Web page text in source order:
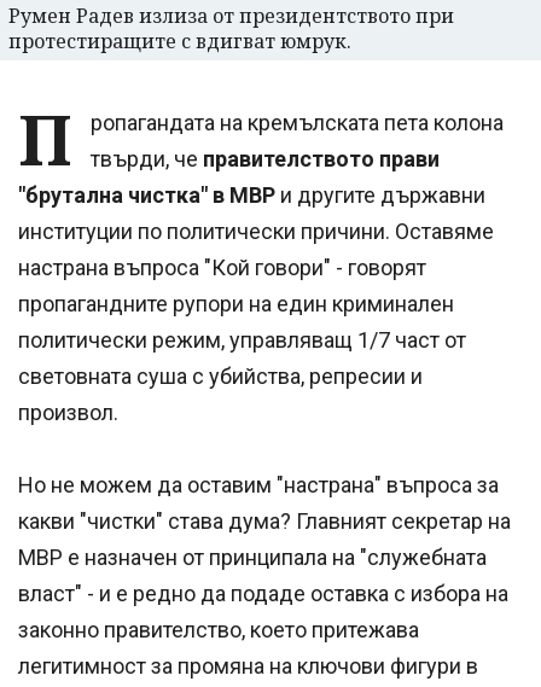
Румен Радев излиза от президентството при
протестиращите с вдигват юмрук.
П
ропагандата на кремълската пета колона
твърди, че правителството прави
"брутална чистка" в МВР и другите държавни
институции по политически причини. Оставяме
настрана въпроса "Кой говори" - говорят
пропагандните рупори на един криминален
политически режим, управляващ 1/7 част от
световната суша с убийства, репресии и
произвол.
Но не можем да оставим "настрана" въпроса за
какви "чистки" става дума? Главният секретар на
МВР е назначен от принципала на "служебната
власт" - и е редно да подаде оставка с избора на
законно правителство, което притежава
легитимност за промяна на ключови фигури в